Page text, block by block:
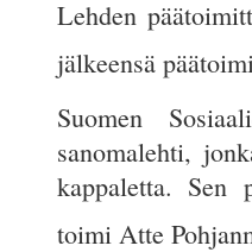
Lehden
jälkeensä
Suomen
sanomalehti,
kappaletta. Sen
toimi Atte